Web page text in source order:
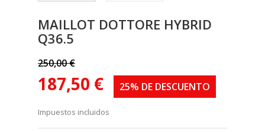
MAILLOT DOTTORE HYBRID
Q36.5
250,00 €
187,50 € 25% DE DESCUENTO
Impuestos incluidos